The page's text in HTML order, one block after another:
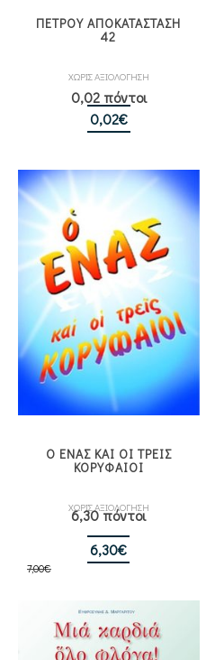
ΠΕΤΡΟΥ ΑΠΟΚΑΤΑΣΤΑΣΗ
42
ΧΩΡΙΣ ΑΞΙΟΛΟΓΗΣΗ
0,02 πόντοι
0,02€
Ο ΕΝΑΣ ΚΑΙ ΟΙ ΤΡΕΙΣ
ΚΟΡΥΦΑΙΟΙ
ΧΩΡΙΣ ΑΞΙΟΛΟΓΗΣΗ
6,30 πόντοι
7,00€
Original
7,00€.
6,30€
είναι:
6,30€.